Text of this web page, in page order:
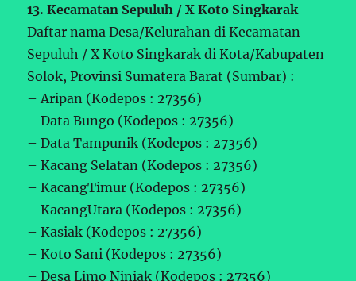
13. Kecamatan Sepuluh / X Koto Singkarak
Daftar nama Desa/Kelurahan di Kecamatan
Sepuluh / X Koto Singkarak di Kota/Kabupaten
Solok, Provinsi Sumatera Barat (Sumbar) :
– Aripan (Kodepos : 27356)
– Data Bungo (Kodepos : 27356)
– Data Tampunik (Kodepos : 27356)
– Kacang Selatan (Kodepos : 27356)
– KacangTimur (Kodepos : 27356)
– KacangUtara (Kodepos : 27356)
– Kasiak (Kodepos : 27356)
– Koto Sani (Kodepos : 27356)
– Desa Limo Niniak (Kodepos : 27356)